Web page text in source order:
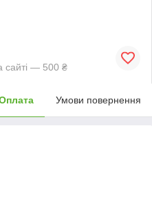
сайті — 500 ₴
Умови повернення